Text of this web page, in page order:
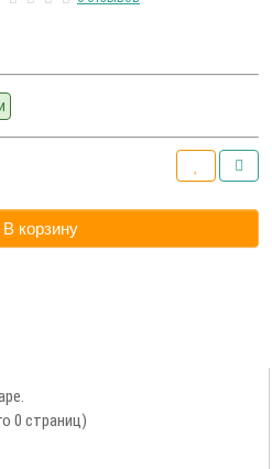
В корзину
0 страниц)